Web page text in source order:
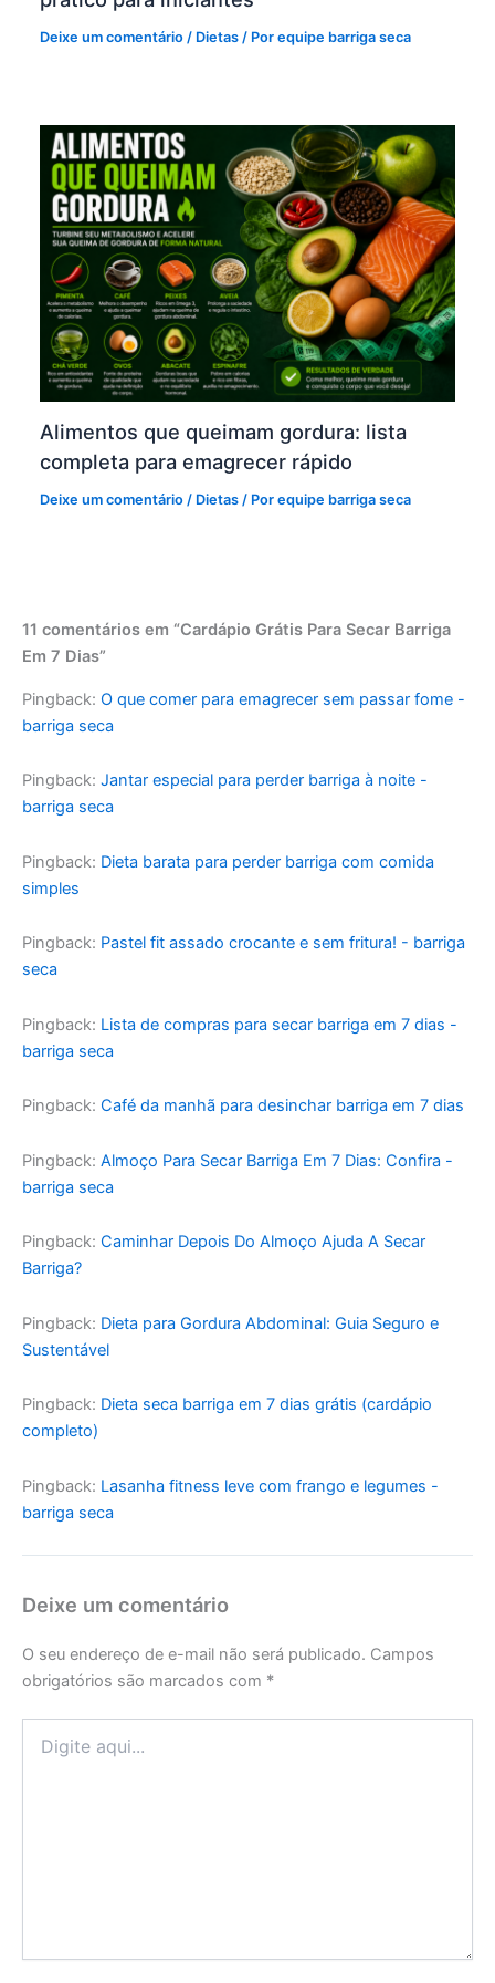
Deixe um comentário / Dietas / Porequipe barriga seca
Alimentos que queimam gordura: lista
completa para emagrecer rápido
Deixe um comentário / Dietas / Porequipe barriga seca
11 comentários em “Cardápio Grátis Para Secar Barriga
Em 7 Dias”
Pingback: O que comer para emagrecer sem passar fome -
barriga seca
Pingback: Jantar especial para perder barriga à noite -
barriga seca
Pingback: Dieta barata para perder barriga com comida
simples
Pingback: Pastel fit assado crocante e sem fritura! - barriga
seca
Pingback: Lista de compras para secar barriga em 7 dias -
barriga seca
Pingback: Café da manhã para desinchar barriga em 7 dias
Pingback: Almoço Para Secar Barriga Em 7 Dias: Confira -
barriga seca
Pingback: Caminhar Depois Do Almoço Ajuda A Secar
Barriga?
Pingback: Dieta para Gordura Abdominal: Guia Seguro e
Sustentável
Pingback: Dieta seca barriga em 7 dias grátis (cardápio
completo)
Pingback: Lasanha fitness leve com frango e legumes -
barriga seca
Deixe um comentário
O seu endereço de e-mail não será publicado. Campos
obrigatórios são marcados com *
aqui...